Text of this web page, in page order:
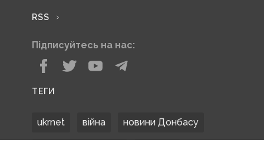
RSS
Підписуйтесь на нас:
ТЕГИ
ukrnet війна новини Донбасу